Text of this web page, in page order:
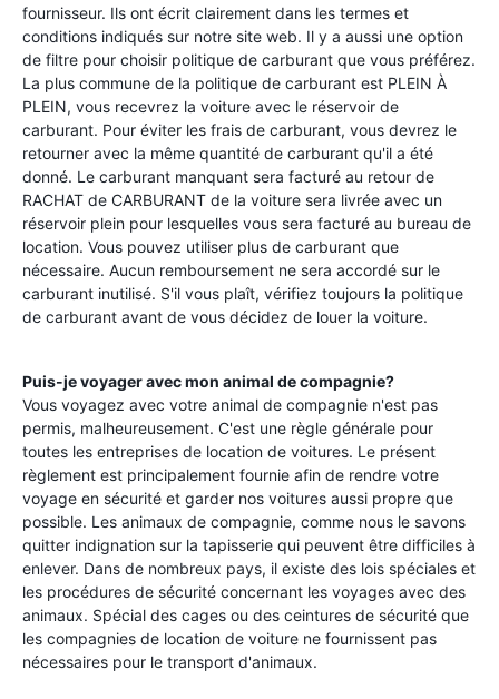
fournisseur. Ils ont écrit clairement dans les termes et
conditions indiqués sur notre site web. Il y a aussi une option
de filtre pour choisir politique de carburant que vous préférez.
La plus commune de la politique de carburant est PLEIN À
PLEIN, vous recevrez la voiture avec le réservoir de
carburant. Pour éviter les frais de carburant, vous devrez le
retourner avec la même quantité de carburant qu'il a été
donné. Le carburant manquant sera facturé au retour de
RACHAT de CARBURANT de la voiture sera livrée avec un
réservoir plein pour lesquelles vous sera facturé au bureau de
location. Vous pouvez utiliser plus de carburant que
nécessaire. Aucun remboursement ne sera accordé sur le
carburant inutilisé. S'il vous plaît, vérifiez toujours la politique
de carburant avant de vous décidez de louer la voiture.
Puis-je voyager avec mon animal de compagnie?
Vous voyagez avec votre animal de compagnie n'est pas
permis, malheureusement. C'est une règle générale pour
toutes les entreprises de location de voitures. Le présent
règlement est principalement fournie afin de rendre votre
voyage en sécurité et garder nos voitures aussi propre que
possible. Les animaux de compagnie, comme nous le savons
quitter indignation sur la tapisserie qui peuvent être difficiles à
enlever. Dans de nombreux pays, il existe des lois spéciales et
les procédures de sécurité concernant les voyages avec des
animaux. Spécial des cages ou des ceintures de sécurité que
les compagnies de location de voiture ne fournissent pas
nécessaires pour le transport d'animaux.